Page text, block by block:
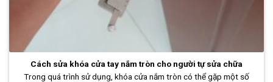
Cách sửa khóa cửa tay nắm tròn cho người tự sửa chữa
Trong quá trình sử dụng, khóa cửa nắm tròn có thể gặp một số